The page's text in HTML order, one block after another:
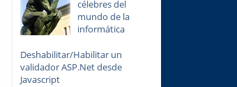
célebres del
mundo de la
informática
Deshabilitar/Habilitar un
validador ASP.Net desde
Javascript